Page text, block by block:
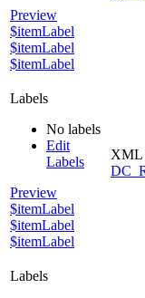
Preview
$itemLabel
$itemLabel
$itemLabel
Labels
No labels
Edit
Labels
Preview
$itemLabel
$itemLabel
$itemLabel
XML
Labels